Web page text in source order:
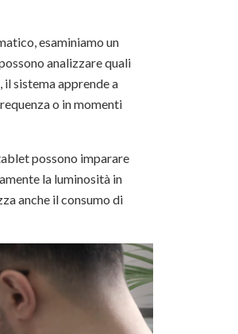
esaminiamo un
analizzare quali
sistema apprende a
o in momenti
possono imparare
la luminosità in
anche il consumo di